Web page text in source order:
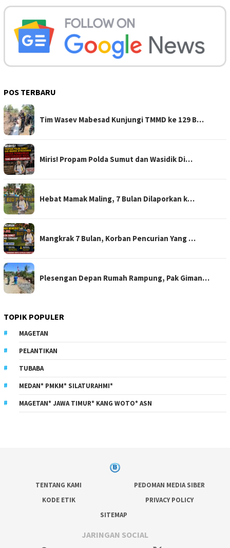
POS TERBARU
Tim Wasev Mabesad Kunjungi TMMD ke 129 B…
Miris! Propam Polda Sumut dan Wasidik Di…
Hebat Mamak Maling, 7 Bulan Dilaporkan k…
Mangkrak 7 Bulan, Korban Pencurian Yang …
Plesengan Depan Rumah Rampung, Pak Giman…
TOPIK POPULER
MAGETAN
PELANTIKAN
TUBABA
MEDAN* PMKM* SILATURAHMI*
MAGETAN* JAWA TIMUR* KANG WOTO* ASN
TENTANG KAMI
PEDOMAN MEDIA SIBER
KODE ETIK
PRIVACY POLICY
SITEMAP
JARINGAN SOCIAL